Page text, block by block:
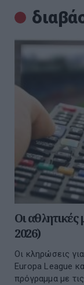
Οι αθλητικές
2026)
Οι κληρώσεις
Europa League
πρόγραμμα με